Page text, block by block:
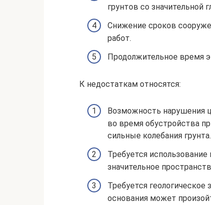
грунтов со значительной
Снижение сроков
работ.
Продолжительное время
К недостаткам относятся:
Возможность нарушения
во время обустройства
сильные колебания грунта.
Требуется
значительное
Требуется
основания может